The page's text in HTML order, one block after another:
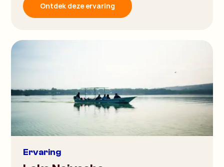
Ontdek deze ervaring
Ervaring